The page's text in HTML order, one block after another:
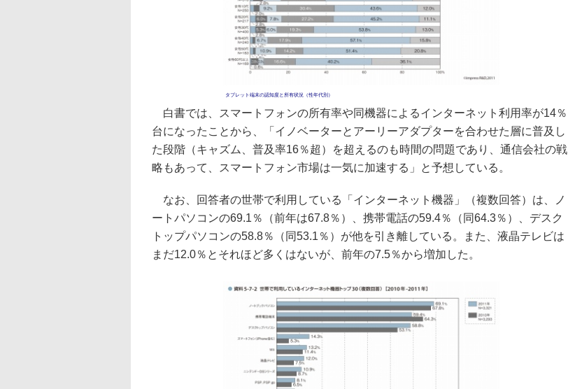
タブレット端末の認知度と所有状況（性年代別）
白書では、スマートフォンの所有率や同機器によるインターネット利用率が14％
台になったことから、「イノベーターとアーリーアダプターを合わせた層に普及し
た段階（キャズム、普及率16％超）を超えるのも時間の問題であり、通信会社の戦
略もあって、スマートフォン市場は一気に加速する」と予想している。
なお、回答者の世帯で利用している「インターネット機器」（複数回答）は、ノ
ートパソコンの69.1％（前年は67.8％）、携帯電話の59.4％（同64.3％）、デスク
トップパソコンの58.8％（同53.1％）が他を引き離している。また、液晶テレビは
まだ12.0％とそれほど多くはないが、前年の7.5％から増加した。